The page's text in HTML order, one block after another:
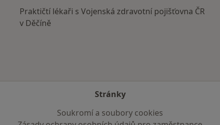
Praktičtí lékaři s Vojenská zdravotní pojišťovna ČR
v Děčíně
Stránky
Soukromí a soubory cookies